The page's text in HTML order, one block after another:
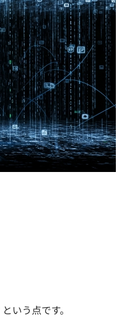
という点です。